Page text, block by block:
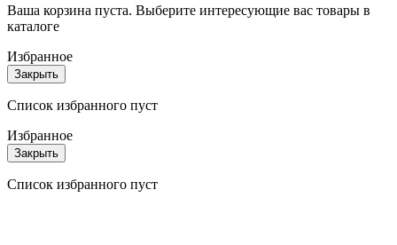
Ваша корзина пуста. Выберите интересующие вас товары в
каталоге
Избранное
Закрыть
Список избранного пуст
Избранное
Закрыть
Список избранного пуст